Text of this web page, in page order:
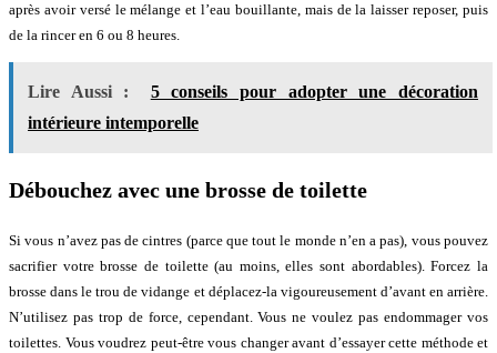
après avoir versé le mélange et l’eau bouillante, mais de la laisser reposer, puis
de la rincer en 6 ou 8 heures.
Lire Aussi :
5 conseils pour adopter une décoration
intérieure intemporelle
Débouchez avec une brosse de toilette
Si vous n’avez pas de cintres (parce que tout le monde n’en a pas), vous pouvez
sacrifier votre brosse de toilette (au moins, elles sont abordables). Forcez la
brosse dans le trou de vidange et déplacez-la vigoureusement d’avant en arrière.
N’utilisez pas trop de force, cependant. Vous ne voulez pas endommager vos
toilettes. Vous voudrez peut-être vous changer avant d’essayer cette méthode et